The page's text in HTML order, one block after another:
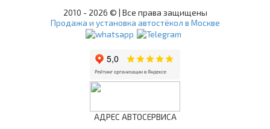
2010 - 2026 © | Все права защищены
Продажа и установка автостёкол в Москве
АДРЕС АВТОСЕРВИСА